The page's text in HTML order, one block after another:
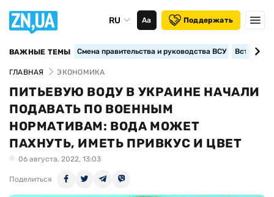
RU Аа Поддержать
ВАЖНЫЕ ТЕМЫ Смена правительства и руководства ВСУ
ГЛАВНАЯ ЭКОНОМИКА
ПИТЬЕВУЮ ВОДУ В УКРАИНЕ НАЧАЛИ
ПОДАВАТЬ ПО ВОЕННЫМ
НОРМАТИВАМ: ВОДА МОЖЕТ
ПАХНУТЬ, ИМЕТЬ ПРИВКУС И ЦВЕТ
06 августа, 2022, 13:03
Поделиться